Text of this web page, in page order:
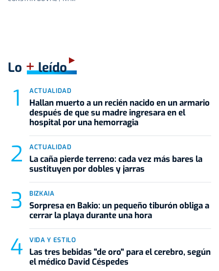
Lo +leído
ACTUALIDAD
Hallan muerto a un recién nacido en un armario
después de que su madre ingresara en el
hospital por una hemorragia
ACTUALIDAD
La caña pierde terreno: cada vez más bares la
sustituyen por dobles y jarras
BIZKAIA
Sorpresa en Bakio: un pequeño tiburón obliga a
cerrar la playa durante una hora
VIDA Y ESTILO
Las tres bebidas "de oro" para el cerebro, según
el médico David Céspedes